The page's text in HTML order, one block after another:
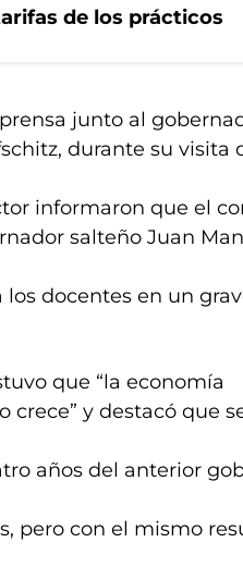
de los prácticos
junto al
durante su visita
informaron que el
salteño Juan
docentes en un
que “la economía
crece” y destacó que
años del anterior
pero con el mismo